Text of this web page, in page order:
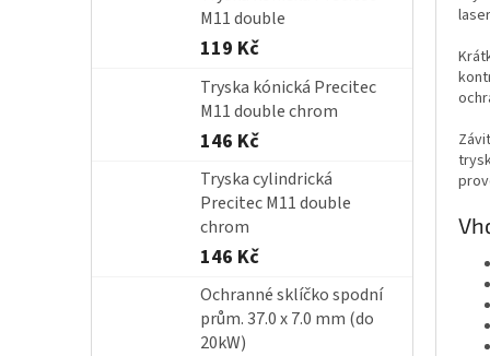
M11 double
119 Kč
Tryska kónická Precitec
M11 double chrom
146 Kč
Tryska cylindrická
Precitec M11 double
chrom
146 Kč
Ochranné sklíčko spodní
prům. 37.0 x 7.0 mm (do
20kW)